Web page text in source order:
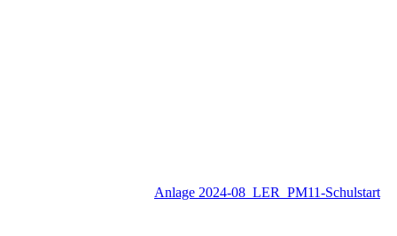
Anlage 2024-08_LER_PM11-Schulstart